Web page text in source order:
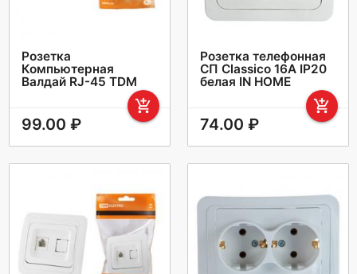
Розетка
Компьютерная
Валдай RJ-45 ТDМ
add_shopping_cart
99.00 ₽
Розетка телефонная
СП Classico 16А IP20
белая IN HOME
add_shopping_cart
74.00 ₽